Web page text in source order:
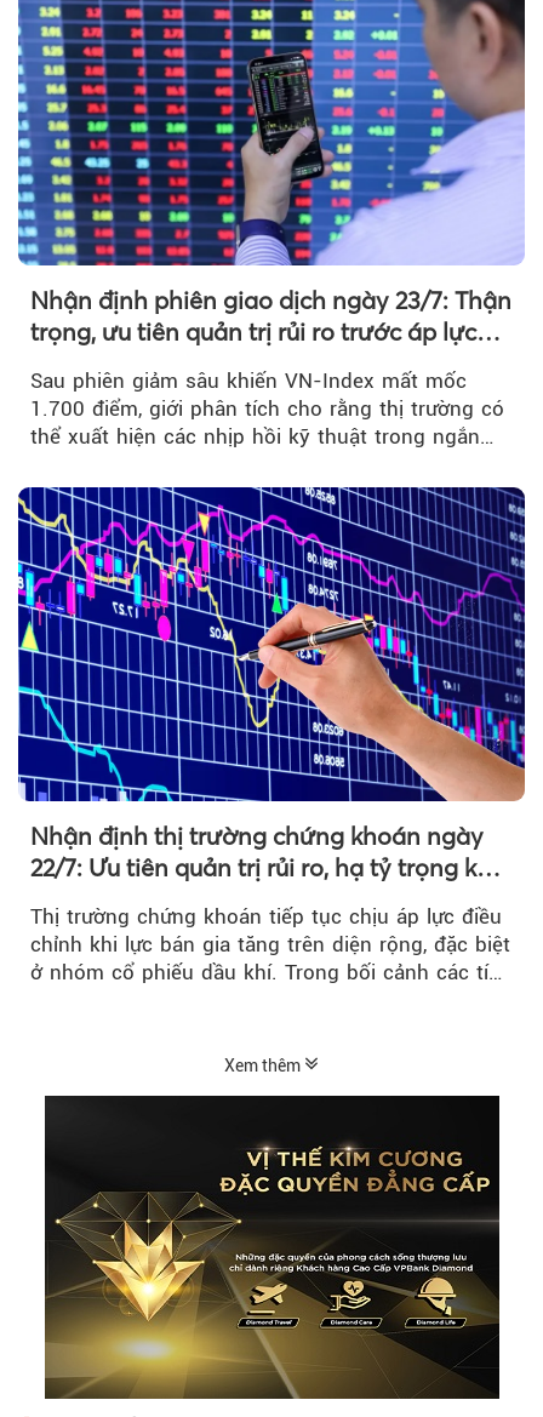
Nhận định phiên giao dịch ngày 23/7: Thận
trọng, ưu tiên quản trị rủi ro trước áp lực
Sau phiên giảm sâu khiến VN-Index mất mốc
1.700 điểm, giới phân tích cho rằng thị trường có
thể xuất hiện các nhịp hồi kỹ thuật trong ngắn
Nhận định thị trường chứng khoán ngày
22/7: Ưu tiên quản trị rủi ro, hạ tỷ trọng khi
Thị trường chứng khoán tiếp tục chịu áp lực điều
chỉnh khi lực bán gia tăng trên diện rộng, đặc biệt
ở nhóm cổ phiếu dầu khí. Trong bối cảnh các tín
Xem thêm